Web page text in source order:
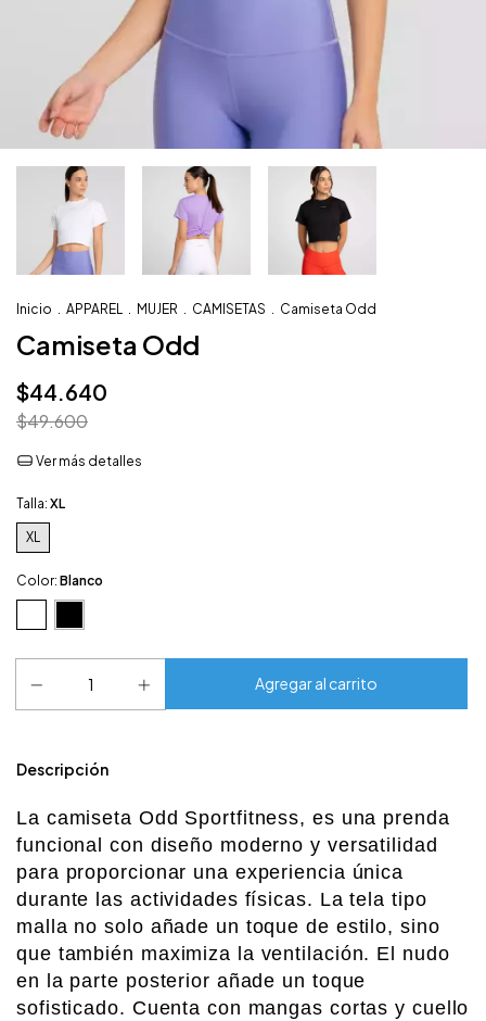
Inicio APPAREL MUJER CAMISETAS Camiseta Odd
Camiseta Odd
$44.640
$49.600
Ver más detalles
Talla: XL
XL
Color: Blanco
Descripción
La camiseta Odd Sportfitness, es una prenda
funcional con diseño moderno y versatilidad
para proporcionar una experiencia única
durante las actividades físicas. La tela tipo
malla no solo añade un toque de estilo, sino
que también maximiza la ventilación. El nudo
en la parte posterior añade un toque
sofisticado. Cuenta con mangas cortas y cuello